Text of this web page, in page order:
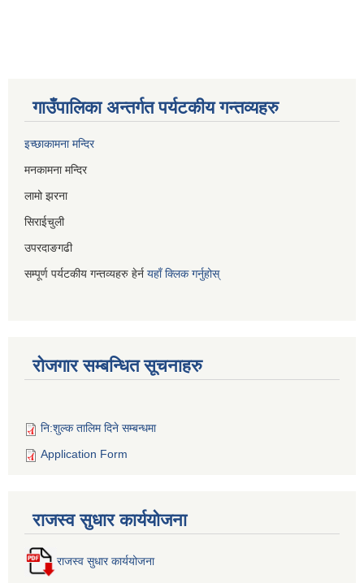
गाउँपालिका अन्तर्गत पर्यटकीय गन्तव्यहरु
इच्छाकामना मन्दिर
मनकामना मन्दिर
लामो झरना
सिराईचुली
उपरदाङगढी
सम्पूर्ण पर्यटकीय गन्तव्यहरु हेर्न यहाँ क्लिक गर्नुहोस्
रोजगार सम्बन्धित सूचनाहरु
नि:शुल्क तालिम दिने सम्बन्धमा
Application Form
राजस्व सुधार कार्ययोजना
राजस्व सुधार कार्ययोजना